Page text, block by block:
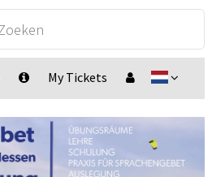
My Tickets